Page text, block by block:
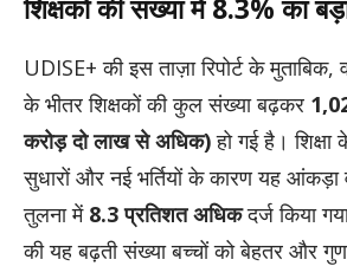
शिक्षकों की संख्या में 8.3% का
UDISE+ की इस ताज़ा रिपोर्ट के
के भीतर शिक्षकों की कुल संख्या बढ़कर
करोड़ दो लाख से अधिक)हो गई है। शिक्षा
सुधारों और नई भर्तियों के कारण यह आंकड़ा
तुलना में 8.3 प्रतिशत अधिकदर्ज किया
की यह बढ़ती संख्या बच्चों को बेहतर और